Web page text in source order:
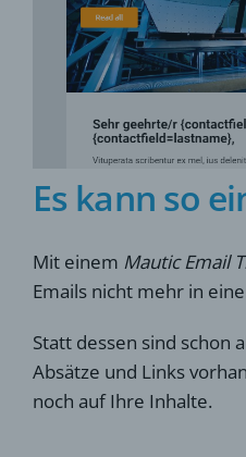
Es kann so
Mit einem Mautic Email
Emails nicht mehr in
Statt dessen sind schon
Absätze und Links
noch auf Ihre Inhalte.